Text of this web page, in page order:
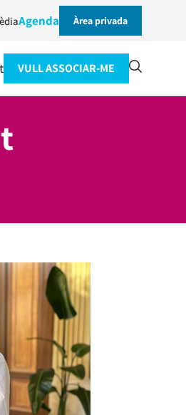
Agenda Àrea privada
VULL ASSOCIAR-ME